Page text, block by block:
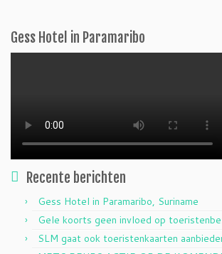
Gess Hotel in Paramaribo
Recente berichten
Gess Hotel in Paramaribo, Suriname
Gele koorts geen invloed op
SLM gaat ook toeristenkaarten